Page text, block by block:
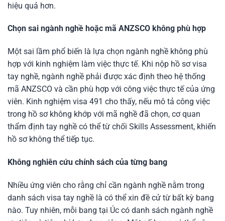
hiệu quả hơn.
Chọn sai ngành nghề hoặc mã ANZSCO không phù hợp
Một sai lầm phổ biến là lựa chọn ngành nghề không phù
hợp với kinh nghiệm làm việc thực tế. Khi nộp hồ sơ visa
tay nghề, ngành nghề phải được xác định theo hệ thống
mã ANZSCO và cần phù hợp với công việc thực tế của ứng
viên. Kinh nghiệm visa 491 cho thấy, nếu mô tả công việc
trong hồ sơ không khớp với mã nghề đã chọn, cơ quan
thẩm định tay nghề có thể từ chối Skills Assessment, khiến
hồ sơ không thể tiếp tục.
Không nghiên cứu chính sách của từng bang
Nhiều ứng viên cho rằng chỉ cần ngành nghề nằm trong
danh sách visa tay nghề là có thể xin đề cử từ bất kỳ bang
nào. Tuy nhiên, mỗi bang tại Úc có danh sách ngành nghề